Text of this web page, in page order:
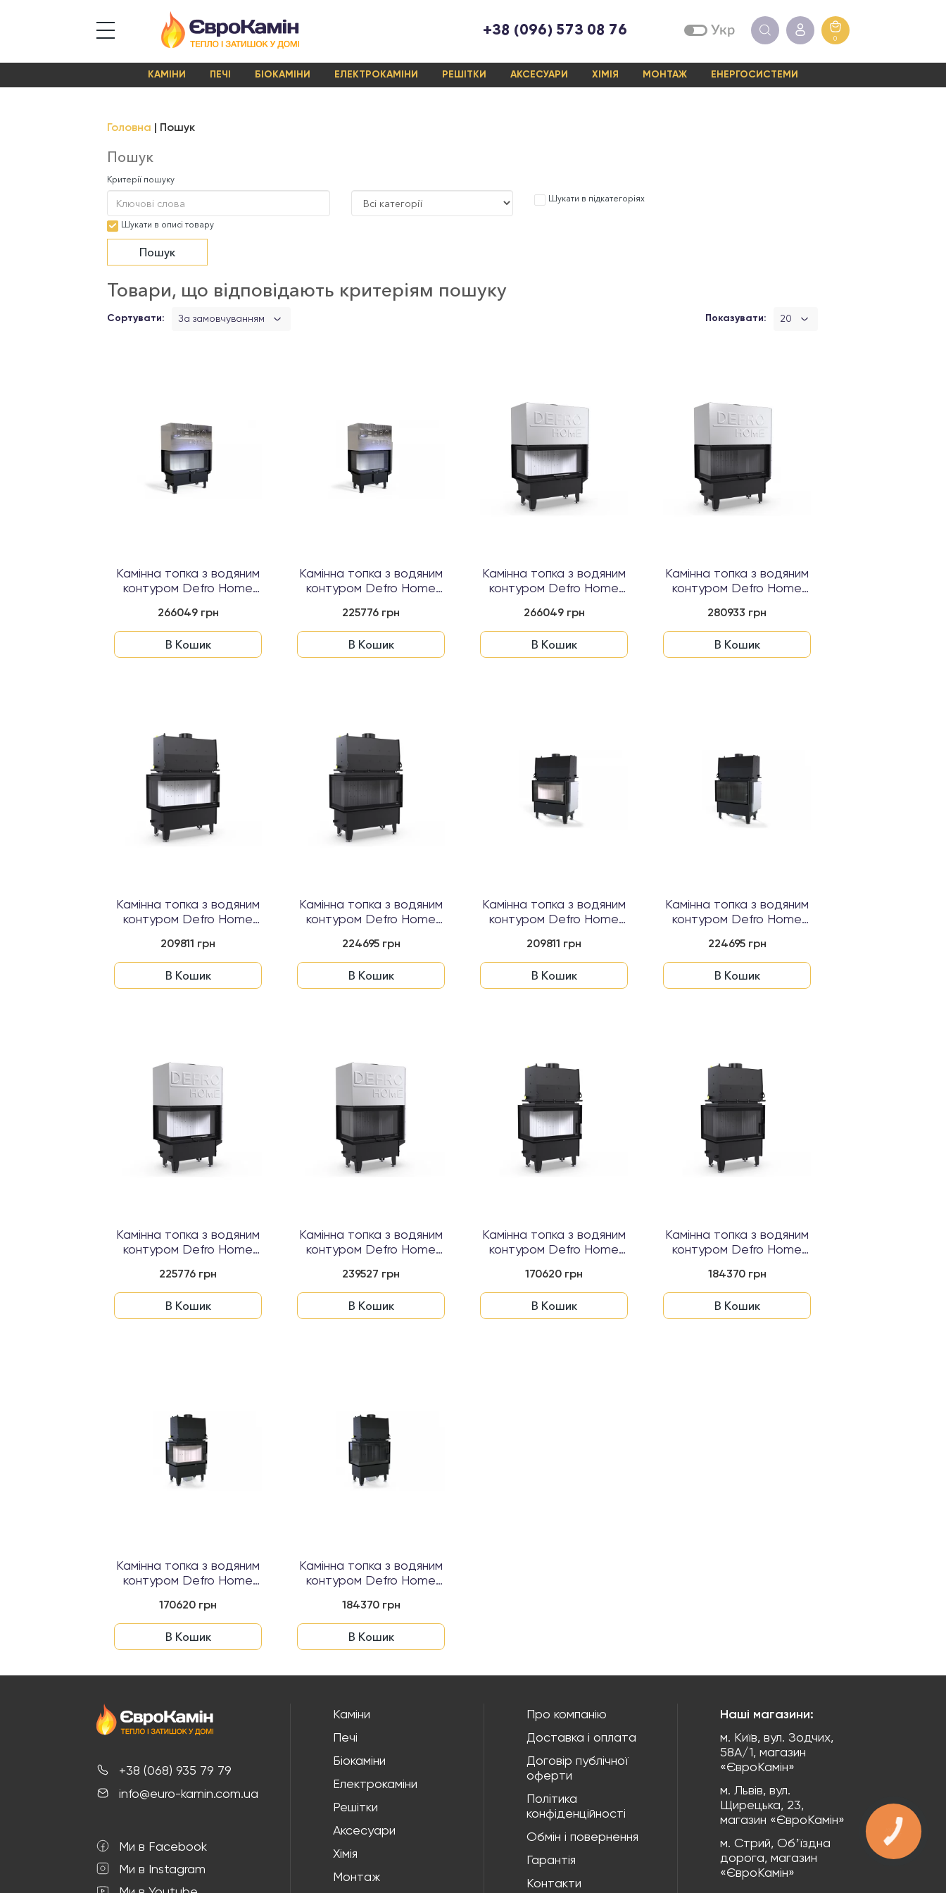
+38 (096) 573 08 76 Укр
0
КАМІНИ ПЕЧІ БІОКАМІНИ ЕЛЕКТРОКАМІНИ РЕШІТКИ АКСЕСУАРИ ХІМІЯ МОНТАЖ ЕНЕРГОСИСТЕМИ
Головна Пошук
Пошук
Критерії пошуку
Шукати в підкатегоріях
Шукати в описі товару
Товари, що відповідають критеріям пошуку
Сортувати: За замовчуванням Показувати: 20
Камінна топка з водяним
контуром Defro Home
266049 грн
В Кошик
Камінна топка з водяним
контуром Defro Home
225776 грн
В Кошик
Камінна топка з водяним
контуром Defro Home
266049 грн
В Кошик
Камінна топка з водяним
контуром Defro Home
280933 грн
В Кошик
Камінна топка з водяним
контуром Defro Home
209811 грн
В Кошик
Камінна топка з водяним
контуром Defro Home
224695 грн
В Кошик
Камінна топка з водяним
контуром Defro Home
209811 грн
В Кошик
Камінна топка з водяним
контуром Defro Home
224695 грн
В Кошик
Камінна топка з водяним
контуром Defro Home
225776 грн
В Кошик
Камінна топка з водяним
контуром Defro Home
239527 грн
В Кошик
Камінна топка з водяним
контуром Defro Home
170620 грн
В Кошик
Камінна топка з водяним
контуром Defro Home
184370 грн
В Кошик
Камінна топка з водяним
контуром Defro Home
170620 грн
В Кошик
Камінна топка з водяним
контуром Defro Home
184370 грн
В Кошик
+38 (068) 935 79 79
info@euro-kamin.com.ua
Ми в Facebook
Ми в Instagram
Каміни
Печі
Біокаміни
Електрокаміни
Решітки
Аксесуари
Хімія
Монтаж
Про компанію
Доставка і оплата
Договір публічної
оферти
Політика
конфіденційності
Обмін і повернення
Гарантія
Контакти
Наші магазини:
м. Київ, вул. Зодчих,
58А/1, магазин
«ЄвроКамін»
м. Львів, вул.
Щирецька, 23,
магазин «ЄвроКамін»
м. Стрий, Обʼїздна
дорога, магазин
«ЄвроКамін»
КНОПКА
ЗВ'ЯЗКУ